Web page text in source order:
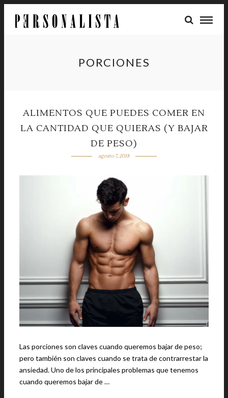
PORCIONES
ALIMENTOS QUE PUEDES COMER EN
LA CANTIDAD QUE QUIERAS (Y BAJAR
DE PESO)
agosto 7, 2018
Las porciones son claves cuando queremos bajar de peso;
pero también son claves cuando se trata de contrarrestar la
ansiedad. Uno de los principales problemas que tenemos
cuando queremos bajar de …